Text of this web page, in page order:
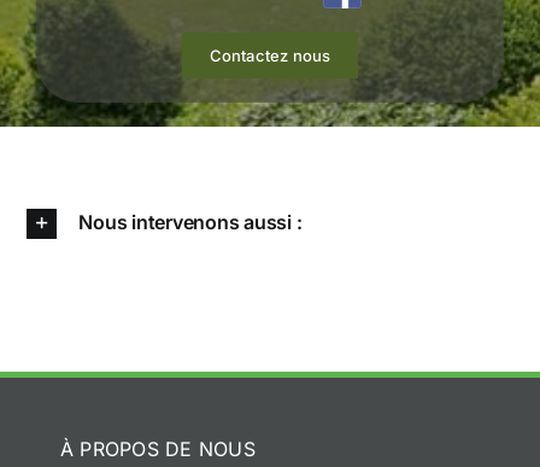
Contactez nous
Nous intervenons aussi :
À PROPOS DE NOUS